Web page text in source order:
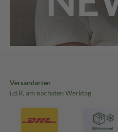
Versandarten
i.d.R. am nächsten Werktag